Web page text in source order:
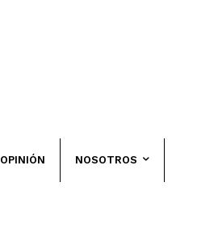
OPINIÓN NOSOTROS